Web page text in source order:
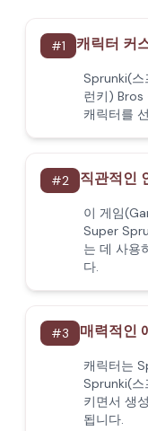
#1 캐릭터 커
Sprunki(스
런키) Bros
캐릭터를
#2 직관적인
이 게임
Super
는 데 사용
다.
#3 매력적인
캐릭터는
Sprunki(스
키면서 생
됩니다.